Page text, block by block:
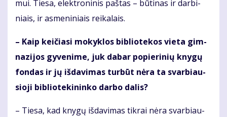
mui. Tie­sa, elek­tro­ni­nis pa­štas – bū­ti­nas ir dar­bi­
niais, ir as­me­ni­niais rei­ka­lais.
– Kaip kei­čia­si mo­kyk­los bib­lio­te­kos vie­ta gim­
na­zi­jos gy­ve­ni­me, juk da­bar po­pie­ri­nių kny­gų
fon­das ir jų iš­da­vi­mas tur­būt nė­ra ta svar­biau­
sio­ji bib­lio­te­ki­nin­ko dar­bo da­lis?
– Tie­sa, kad kny­gų iš­da­vi­mas tik­rai nė­ra svar­biau­